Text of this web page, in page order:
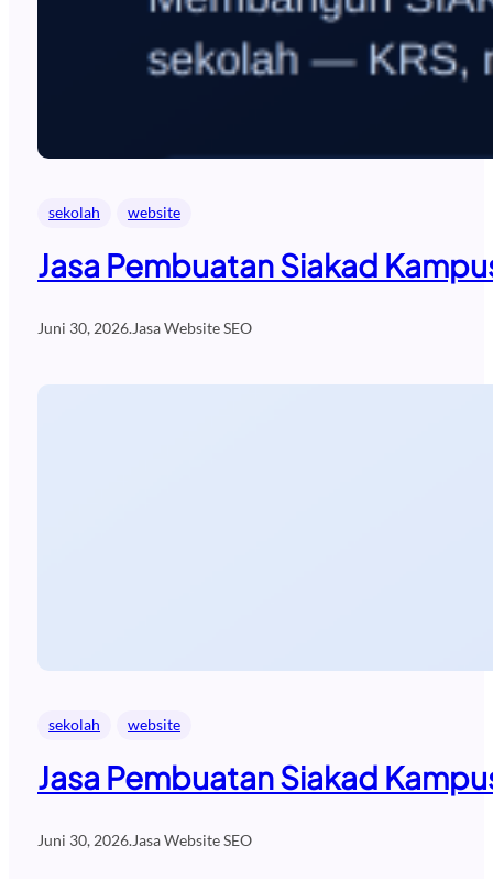
sekolah website
Jasa Pembuatan Siakad
Juni 30, 2026.Jasa Website SEO
sekolah website
Jasa Pembuatan Siakad
Juni 30, 2026.Jasa Website SEO